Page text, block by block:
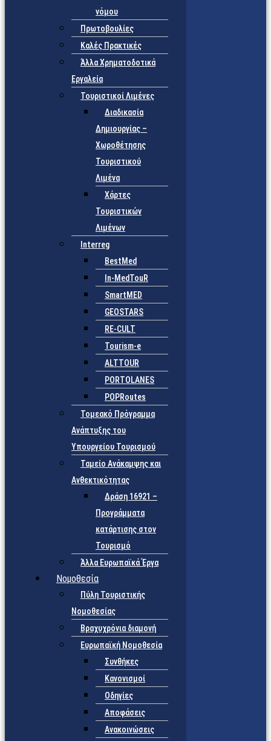
νόμου
Πρωτοβουλίες
Καλές Πρακτικές
Άλλα Χρηματοδοτικά
Εργαλεία
Τουριστικοί Λιμένες
Διαδικασία
Δημιουργίας –
Χωροθέτησης
Τουριστικού
Λιμένα
Χάρτες
Τουριστικών
Λιμένων
Interreg
BestMed
In-MedTouR
SmartMED
GEOSTARS
RE-CULT
Tourism-e
ALTTOUR
PORTOLANES
POPRoutes
Τομεακό Πρόγραμμα
Ανάπτυξης του
Υπουργείου Τουρισμού
Ταμείο Ανάκαμψης και
Ανθεκτικότητας
Δράση 16921 –
Προγράμματα
κατάρτισης στον
Τουρισμό
Άλλα Ευρωπαϊκά Έργα
Νομοθεσία
Πύλη Τουριστικής
Νομοθεσίας
Βραχυχρόνια διαμονή
Ευρωπαϊκή Νομοθεσία
Συνθήκες
Κανονισμοί
Οδηγίες
Αποφάσεις
Ανακοινώσεις